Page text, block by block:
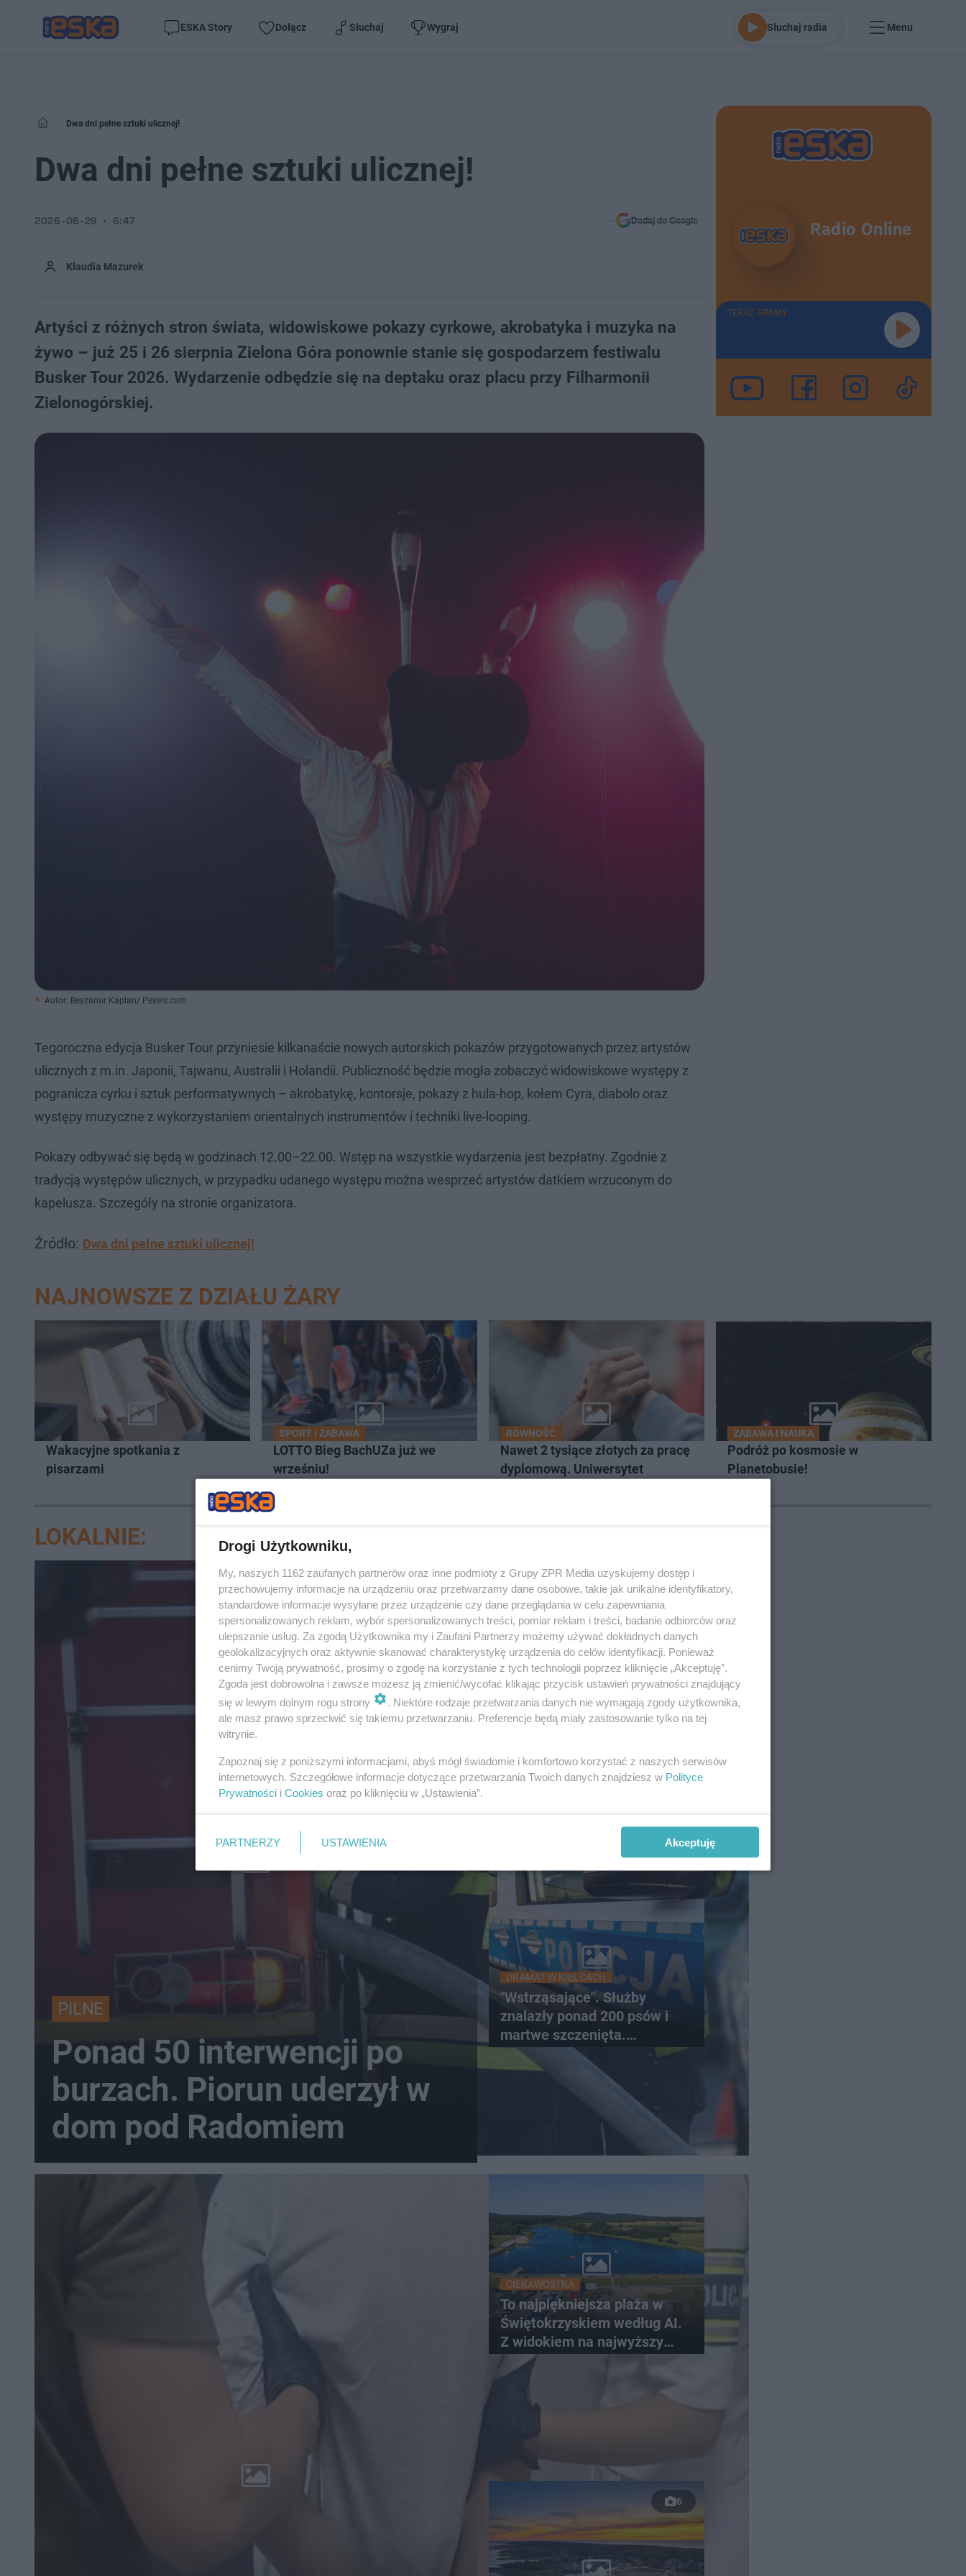
ESKA Story Dołącz Słuchaj Wygraj Słuchaj radia Menu
Dwa dni pełne sztuki ulicznej!
Dwa dni pełne sztuki ulicznej!
Klaudia Mazurek
2026-06-29 6:47 Dodaj do Google
Artyści z różnych stron świata, widowiskowe pokazy cyrkowe, akrobatyka i muzyka na
żywo – już 25 i 26 sierpnia Zielona Góra ponownie stanie się gospodarzem festiwalu
Busker Tour 2026. Wydarzenie odbędzie się na deptaku oraz placu przy Filharmonii
Zielonogórskiej.
Autor: Beyzanur Kaplan/ Pexels.com
Tegoroczna edycja Busker Tour przyniesie kilkanaście nowych autorskich pokazów przygotowanych przez artystów
ulicznych z m.in. Japonii, Tajwanu, Australii i Holandii. Publiczność będzie mogła zobaczyć widowiskowe występy z
pogranicza cyrku i sztuk performatywnych – akrobatykę, kontorsje, pokazy z hula-hop, kołem Cyra, diabolo oraz
występy muzyczne z wykorzystaniem orientalnych instrumentów i techniki live-looping.
Pokazy odbywać się będą w godzinach 12.00–22.00. Wstęp na wszystkie wydarzenia jest bezpłatny. Zgodnie z
tradycją występów ulicznych, w przypadku udanego występu można wesprzeć artystów datkiem wrzuconym do
kapelusza. Szczegóły na stronie organizatora.
Źródło: Dwa dni pełne sztuki ulicznej!
Radio Online
TERAZ GRAMY
NAJNOWSZE Z DZIAŁU ŻARY
Wakacyjne spotkania z
pisarzami
SPORT I ZABAWA
LOTTO Bieg BachUZa już we
wrześniu!
RÓWNOŚĆ
Nawet 2 tysiące złotych za pracę
dyplomową. Uniwersytet
ZABAWA I NAUKA
Podróż po kosmosie w
Planetobusie!
LOKALNIE:
PILNE
Ponad 50 interwencji po
burzach. Piorun uderzył w
dom pod Radomiem
BURZA
Dramatyczne chwile na
jeziorze. W wodzie znalazło
się 39 nastolatków
DRAMAT W KIELCACH
"Wstrząsające". Służby
znalazły ponad 200 psów i
martwe szczenięta.
Zatrzymano 35-latka
CIEKAWOSTKA
To najpiękniejsza plaża w
Świętokrzyskiem według AI.
Z widokiem na najwyższy
szczyt Gór Świętokrzyskich
6
Drogi Użytkowniku,
My, naszych 1162 zaufanych partnerów oraz inne podmioty z Grupy ZPR Media uzyskujemy dostęp i
przechowujemy informacje na urządzeniu oraz przetwarzamy dane osobowe, takie jak unikalne identyfikatory,
standardowe informacje wysyłane przez urządzenie czy dane przeglądania w celu zapewniania
spersonalizowanych reklam, wybór spersonalizowanych treści, pomiar reklam i treści, badanie odbiorców oraz
ulepszanie usług. Za zgodą Użytkownika my i Zaufani Partnerzy możemy używać dokładnych danych
geolokalizacyjnych oraz aktywnie skanować charakterystykę urządzenia do celów identyfikacji. Ponieważ
cenimy Twoją prywatność, prosimy o zgodę na korzystanie z tych technologii poprzez kliknięcie „Akceptuję”.
Zgoda jest dobrowolna i zawsze możesz ją zmienić/wycofać klikając przycisk ustawień prywatności znajdujący
się w lewym dolnym rogu strony
. Niektóre rodzaje przetwarzania danych nie wymagają zgody użytkownika,
ale masz prawo sprzeciwić się takiemu przetwarzaniu. Preferencje będą miały zastosowanie tylko na tej
witrynie.
Zapoznaj się z poniższymi informacjami, abyś mógł świadomie i komfortowo korzystać z naszych serwisów
internetowych. Szczegółowe informacje dotyczące przetwarzania Twoich danych znajdziesz w Polityce
Prywatności i Cookies oraz po kliknięciu w „Ustawienia”.
PARTNERZY USTAWIENIA Akceptuję